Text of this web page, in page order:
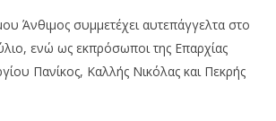
Άνθιμος συμμετέχει αυτεπάγγελτα στο
ενώ ως εκπρόσωποι της Επαρχίας
Πανίκος, Καλλής Νικόλας και Πεκρής